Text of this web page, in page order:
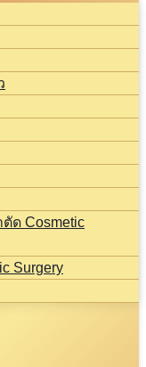
ด Cosmetic
Surgery